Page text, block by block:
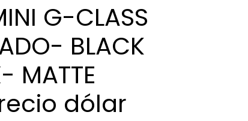
G-CLASS
BLACK
MATTE
dólar